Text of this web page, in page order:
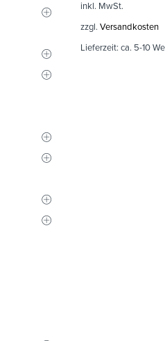
inkl. MwSt.
zzgl. Versandkosten
Lieferzeit: ca. 5-10